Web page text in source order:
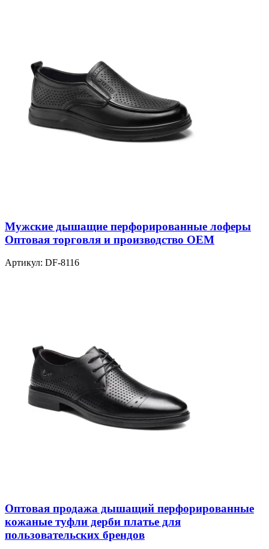
Мужские дышащие перфорированные лоферы
Оптовая торговля и производство OEM
Артикул: DF-8116
Оптовая продажа дышащий перфорированные
кожаные туфли дерби платье для
пользовательских брендов